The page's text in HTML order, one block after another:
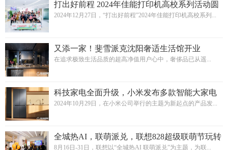
打出好前程 2024年佳能打印机高校系列活动圆
满收官
2024年12月27日，“打出好前程”2024年佳能打印机高校系列...
又添一家！斐雪派克沈阳奢适生活馆开业
在追求极致生活品质的超高净值用户心中，奢侈品已从遥...
科技家电全面升级，小米发布多款智能大家电
新品
2024年10月29日，在小米公司举行的主题为新起点的产品发...
全城热AI，联萌派兑，联想828超级联萌节玩转
沈阳
8月16日-31日，联想以“全城热AI 联萌派兑”为主题，为联...